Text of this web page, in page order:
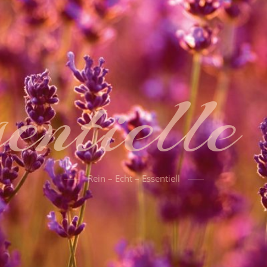
Rein – Echt – Essentiell